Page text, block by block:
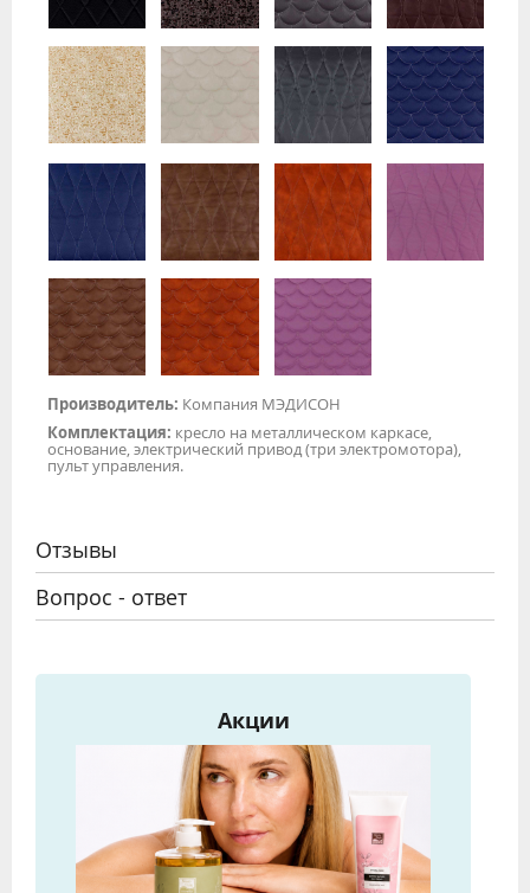
Производитель: Компания МЭДИСОН
Комплектация: кресло на металлическом каркасе,
основание, электрический привод (три электромотора),
пульт управления.
Отзывы
Вопрос - ответ
Акции